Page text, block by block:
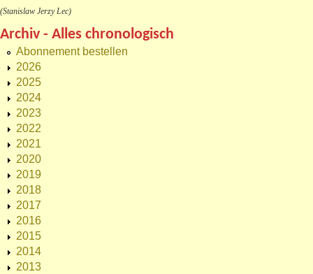
(Stanislaw Jerzy Lec)
Archiv - Alles chronologisch
Abonnement bestellen
2026
2025
2024
2023
2022
2021
2020
2019
2018
2017
2016
2015
2014
2013